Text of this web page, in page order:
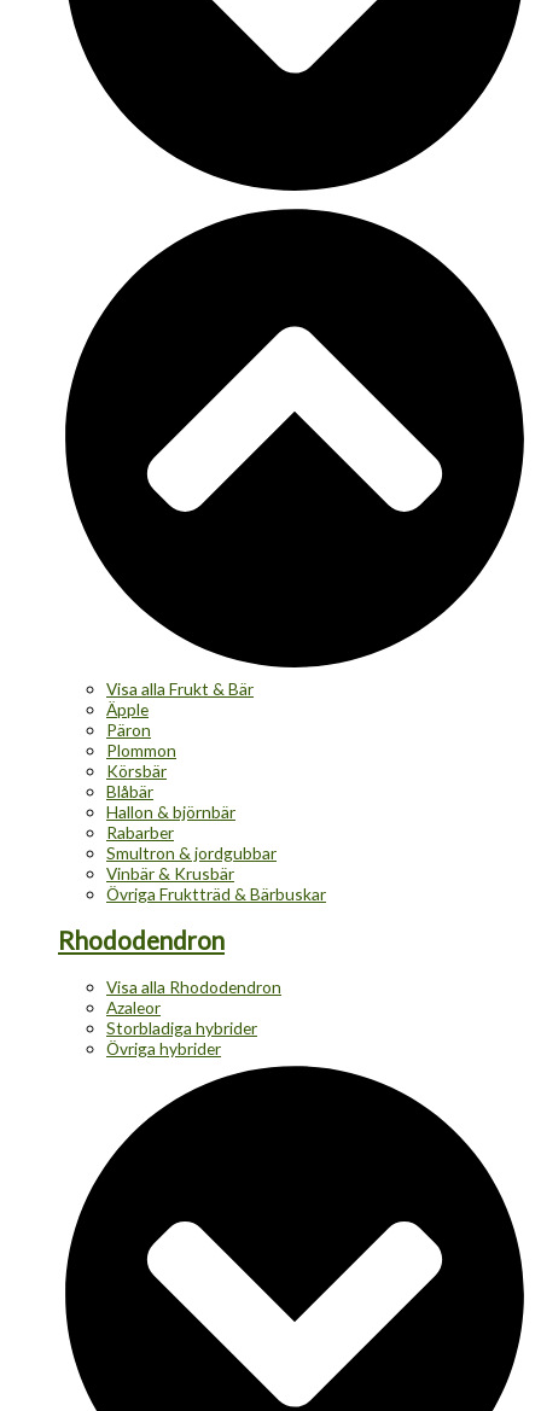
Visa alla Frukt & Bär
Äpple
Päron
Plommon
Körsbär
Blåbär
Hallon & björnbär
Rabarber
Smultron & jordgubbar
Vinbär & Krusbär
Övriga Fruktträd & Bärbuskar
Rhododendron
Visa alla Rhododendron
Azaleor
Storbladiga hybrider
Övriga hybrider